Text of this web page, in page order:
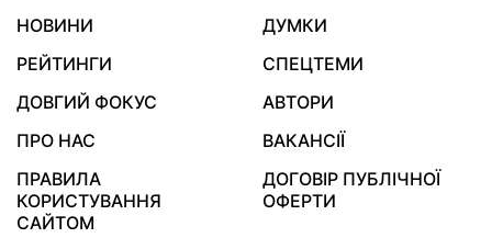
НОВИНИ
ДУМКИ
РЕЙТИНГИ
СПЕЦТЕМИ
ДОВГИЙ ФОКУС
АВТОРИ
ПРО НАС
ВАКАНСІЇ
ПРАВИЛА
КОРИСТУВАННЯ
САЙТОМ
ДОГОВІР ПУБЛІЧНОЇ
ОФЕРТИ